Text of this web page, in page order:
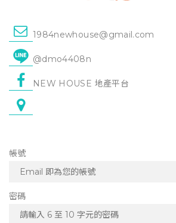
1984newhouse@gmail.com
@dmo4408n
NEW HOUSE 地產平台
帳號
密碼